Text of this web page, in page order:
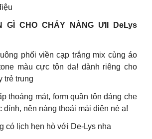
GÌ CHO CHÁY NÀNG ƯII DeLys
phối viền cạp trắng mix cùng áo
màu cực tôn da! dành riêng cho
trẻ trung
thoáng mát, form quần tôn dáng che
đỉnh, nên nàng thoải mái diện nè ạ!
có lịch hẹn hò với De-Lys nha